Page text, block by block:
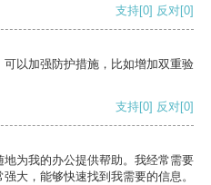
支持[0] 反对[0]
以加强防护措施，比如增加双重验
支持[0] 反对[0]
为我的办公提供帮助。我经常需要
大，能够快速找到我需要的信息。